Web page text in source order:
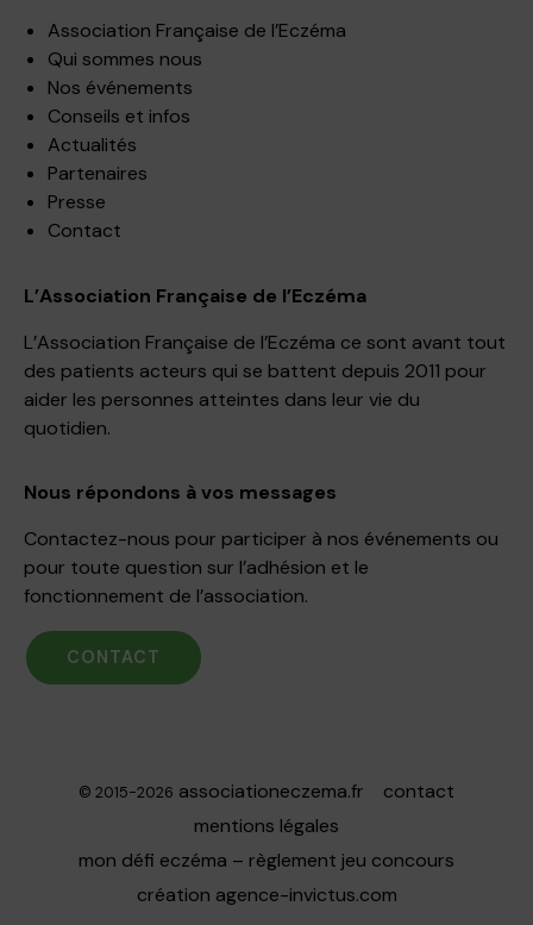
Association Française de l’Eczéma
Qui sommes nous
Nos événements
Conseils et infos
Actualités
Partenaires
Presse
Contact
L’Association Française de l’Eczéma
L’Association Française de l’Eczéma ce sont avant tout
des patients acteurs qui se battent depuis 2011 pour
aider les personnes atteintes dans leur vie du
quotidien.
Nous répondons à vos messages
Contactez-nous pour participer à nos événements ou
pour toute question sur l’adhésion et le
fonctionnement de l’association.
CONTACT
© 2015-2026 associationeczema.fr
contact
mentions légales
mon défi eczéma – règlement jeu concours
création agence-invictus.com